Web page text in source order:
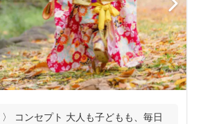
〉 コンセプト 大人も子どもも、毎日